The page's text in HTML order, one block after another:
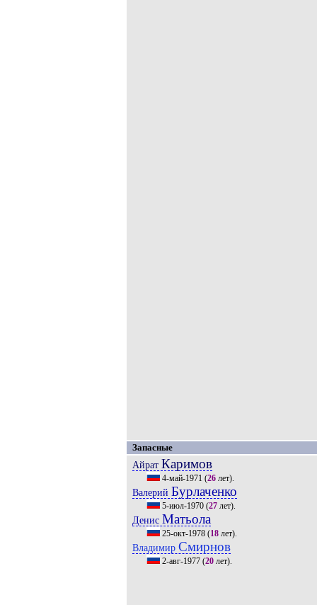
Запасные
Айрат Каримов
4-май-1971 (26лет).
Валерий Бурлаченко
5-июл-1970(27лет).
Денис Матьола
25-окт-1978(18лет).
Владимир Смирнов
2-авг-1977(20лет).